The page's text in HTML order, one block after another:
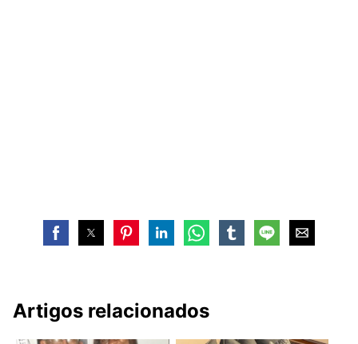
Artigos relacionados